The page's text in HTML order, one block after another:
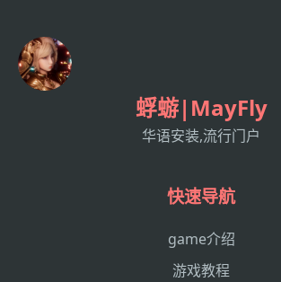
蜉蝣|MayFly
华语安装,流行门户
快速导航
game介绍
游戏教程